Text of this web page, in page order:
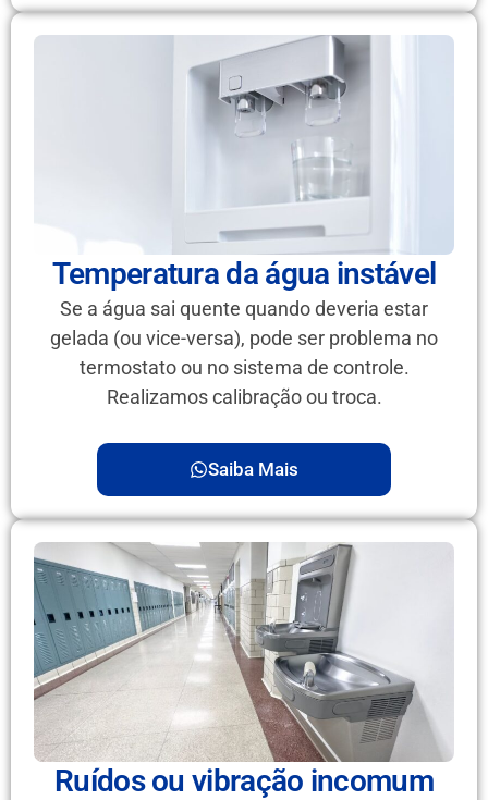
Temperatura da água instável
Se a água sai quente quando deveria estar
gelada (ou vice-versa), pode ser problema no
termostato ou no sistema de controle.
Realizamos calibração ou troca.
Saiba Mais
Ruídos ou vibração incomum